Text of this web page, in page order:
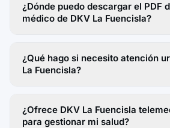
¿Dónde puedo descargar el PDF
médico de DKV La Fuencisla?
¿Qué hago si necesito atención
La Fuencisla?
¿Ofrece DKV La Fuencisla
para gestionar mi salud?